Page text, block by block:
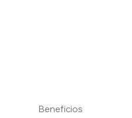
Beneficios